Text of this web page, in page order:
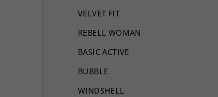
VELVET FIT
REBELL WOMAN
BASIC ACTIVE
BUBBLE
WINDSHELL